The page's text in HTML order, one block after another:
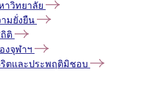
วิทยาลัย
มยั่งยืน
ติ
งจุฬาฯ
ริตและประพฤติมิชอบ